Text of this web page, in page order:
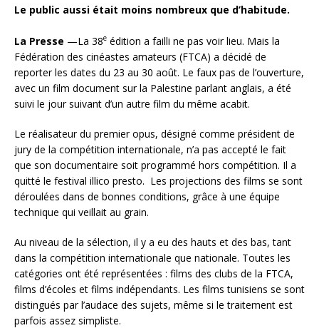
Le public aussi était moins nombreux que d’habitude.
La Presse —La 38e édition a failli ne pas voir lieu. Mais la
Fédération des cinéastes amateurs (FTCA) a décidé de
reporter les dates du 23 au 30 août. Le faux pas de l’ouverture,
avec un film document sur la Palestine parlant anglais, a été
suivi le jour suivant d’un autre film du même acabit.
Le réalisateur du premier opus, désigné comme président de
jury de la compétition internationale, n’a pas accepté le fait
que son documentaire soit programmé hors compétition. Il a
quitté le festival illico presto. Les projections des films se sont
déroulées dans de bonnes conditions, grâce à une équipe
technique qui veillait au grain.
Au niveau de la sélection, il y a eu des hauts et des bas, tant
dans la compétition internationale que nationale. Toutes les
catégories ont été représentées : films des clubs de la FTCA,
films d’écoles et films indépendants. Les films tunisiens se sont
distingués par l’audace des sujets, même si le traitement est
parfois assez simpliste.